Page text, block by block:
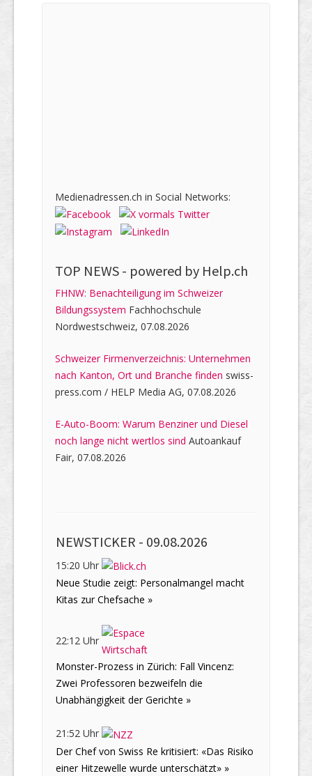
Medienadressen.ch in Social Networks:
TOP NEWS - powered by Help.ch
FHNW: Benachteiligung im Schweizer
Bildungssystem Fachhochschule
Nordwestschweiz, 07.08.2026
Schweizer Firmenverzeichnis: Unternehmen
nach Kanton, Ort und Branche finden swiss-
press.com / HELP Media AG, 07.08.2026
E-Auto-Boom: Warum Benziner und Diesel
noch lange nicht wertlos sind Autoankauf
Fair, 07.08.2026
NEWSTICKER - 09.08.2026
15:20 Uhr
Neue Studie zeigt: Personalmangel macht
Kitas zur Chefsache »
22:12 Uhr
Monster-Prozess in Zürich: Fall Vincenz:
Zwei Professoren bezweifeln die
Unabhängigkeit der Gerichte »
21:52 Uhr
Der Chef von Swiss Re kritisiert: «Das Risiko
einer Hitzewelle wurde unterschätzt» »